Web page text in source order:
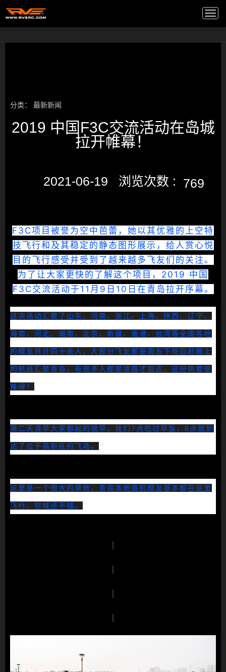
高端音箱 /
分类： 最新新闻
2019 中国F3C交流活动在岛城
拉开帷幕！
2021-06-19 浏览次数 : 769
F3C项目被誉为空中芭蕾，她以其优雅的上空特
技飞行和及其稳定的静态图形展示，给人赏心悦
目的飞行感受并受到了越来越多飞友们的关注。
为了让大家更快的了解这个项目，2019 中国
F3C交流活动于11月9日10日在青岛拉开序幕。
这次活动汇聚了山东、河南、浙江、上海、陕西、辽宁、
海南、河北、湖南、北京、新疆、香港、台湾等全国各地
的模友共计四十余人。大部分飞友都是周五下班后赶晚上
的航班汇聚青岛，有很多人都是凌晨才到达，这份执着很
难得！
第二天清早大家都起的很早，我们7点吃过早饭，8点就到
达了位于高新区的飞场。
这里是一个很大的草地，青岛本地直机模友基本都在这里
飞行，空域还不错。